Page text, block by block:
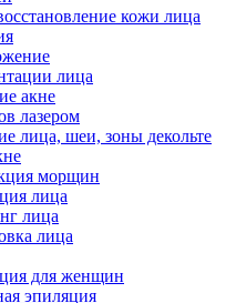
кожи лица
лица
акне
лазером
лица, шеи, зоны декольте
морщин
лица
лица
лица
для женщин
эпиляция